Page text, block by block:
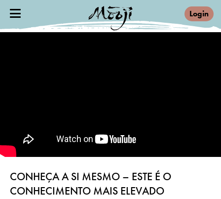
Login
CONHEÇA A SI MESMO – ESTE É O
CONHECIMENTO MAIS ELEVADO